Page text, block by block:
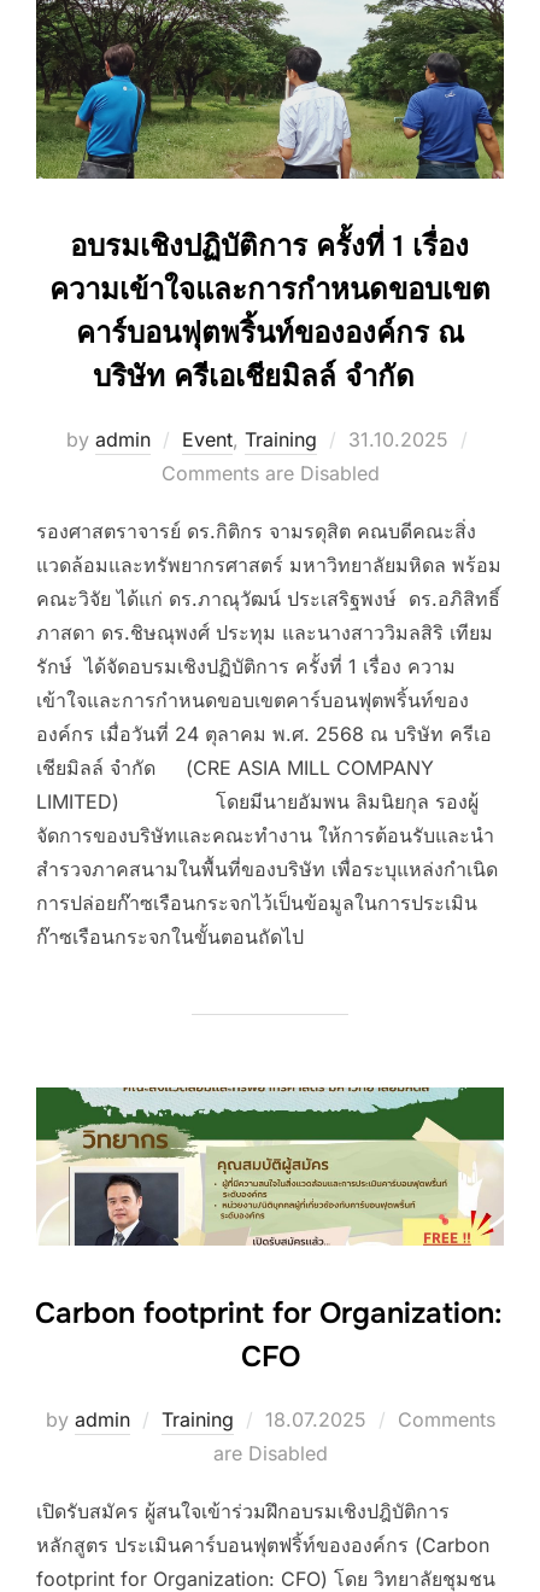
อบรมเชิงปฏิบัติการ ครั้งที่ 1 เรื่อง
ความเข้าใจและการกำหนดขอบเขต
คาร์บอนฟุตพริ้นท์ขององค์กร ณ
บริษัท ครีเอเชียมิลล์ จำกัด
by admin Event, Training
Posted
on
31.10.2025
Comments are Disabled
รองศาสตราจารย์ ดร.กิติกร จามรดุสิต คณบดีคณะสิ่ง
แวดล้อมและทรัพยากรศาสตร์ มหาวิทยาลัยมหิดล พร้อม
คณะวิจัย ได้แก่ ดร.ภาณุวัฒน์ ประเสริฐพงษ์ ดร.อภิสิทธิ์
ภาสดา ดร.ชิษณุพงศ์ ประทุม และนางสาววิมลสิริ เทียม
รักษ์ ได้จัดอบรมเชิงปฏิบัติการ ครั้งที่ 1 เรื่อง ความ
เข้าใจและการกำหนดขอบเขตคาร์บอนฟุตพริ้นท์ของ
องค์กร เมื่อวันที่ 24 ตุลาคม พ.ศ. 2568 ณ บริษัท ครีเอ
เชียมิลล์ จำกัด (CRE ASIA MILL COMPANY
LIMITED) โดยมีนายอัมพน ลิมนิยกุล รองผู้
จัดการของบริษัทและคณะทำงาน ให้การต้อนรับและนำ
สำรวจภาคสนามในพื้นที่ของบริษัท เพื่อระบุแหล่งกำเนิด
การปล่อยก๊าซเรือนกระจกไว้เป็นข้อมูลในการประเมิน
ก๊าซเรือนกระจกในขั้นตอนถัดไป
Carbon footprint for Organization:
CFO
by admin Training
Posted
on
18.07.2025
Comments
are Disabled
เปิดรับสมัคร ผู้สนใจเข้าร่วมฝึกอบรมเชิงปฎิบัติการ
หลักสูตร ประเมินคาร์บอนฟุตฟริ้ท์ขององค์กร (Carbon
footprint for Organization: CFO) โดย วิทยาลัยชุมชน